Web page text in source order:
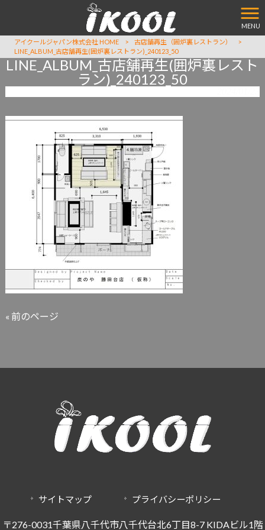
MENU
アイクールジャパン株式会社 HOME > 古店舗再生（囲炉裏レストラン）
>
LINE_ALBUM_古店舗再生(囲炉裏レストラン)_240123_50
LINE_ALBUM_古店舗再生(囲炉裏レスト
ラン)_240123_50
« 前のページ
サイトマップ プライバシーポリシー
〒276-0031千葉県八千代市八千代台北6丁目8-7 KIDAビル1階